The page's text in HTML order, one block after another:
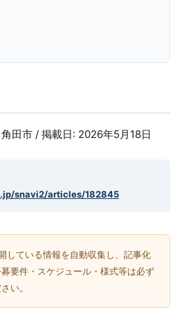
田市 / 掲載日: 2026年5月18日
snavi2/articles/182845
している情報を自動収集し、記事化
要件・スケジュール・様式等は必ず
い。